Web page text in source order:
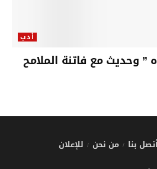
أدب
وحديث مع فاتنة الملامح
أتصل بنا من نحن للإعلان